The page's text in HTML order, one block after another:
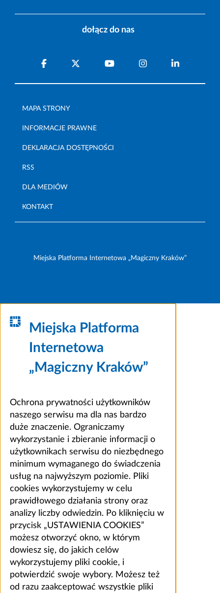
dołącz do nas
MAPA STRONY
INFORMACJE PRAWNE
DEKLARACJA DOSTĘPNOŚCI
RSS
DLA MEDIÓW
KONTAKT
Miejska Platforma Internetowa „Magiczny Kraków”
Miejska Platforma
Internetowa
„Magiczny Kraków”
Ochrona prywatności użytkowników
naszego serwisu ma dla nas bardzo
duże znaczenie. Ograniczamy
wykorzystanie i zbieranie informacji o
użytkownikach serwisu do niezbędnego
minimum wymaganego do świadczenia
usług na najwyższym poziomie. Pliki
cookies wykorzystujemy w celu
prawidłowego działania strony oraz
analizy liczby odwiedzin. Po kliknięciu w
przycisk „USTAWIENIA COOKIES”
możesz otworzyć okno, w którym
dowiesz się, do jakich celów
wykorzystujemy pliki cookie, i
potwierdzić swoje wybory. Możesz też
od razu zaakceptować wszystkie pliki